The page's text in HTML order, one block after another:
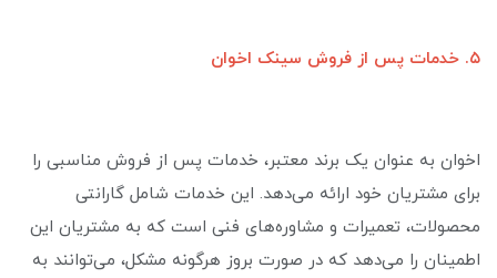
۵. خدمات پس از فروش سینک اخوان
اخوان به عنوان یک برند معتبر، خدمات پس از فروش مناسبی را
برای مشتریان خود ارائه می‌دهد. این خدمات شامل گارانتی
محصولات، تعمیرات و مشاوره‌های فنی است که به مشتریان این
اطمینان را می‌دهد که در صورت بروز هرگونه مشکل، می‌توانند به